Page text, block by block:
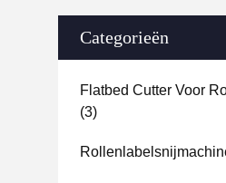
Categorieën
Flatbed Cutter Voor
(3)